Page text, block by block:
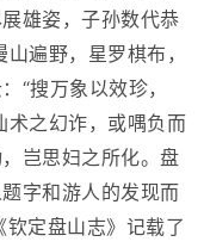
雄姿，子孙数代恭
遍野，星罗棋布，
“搜万象以效珍，
术之幻诈，或喁负而
岂思妇之所化。盘
字和游人的发现而
定盘山志》记载了